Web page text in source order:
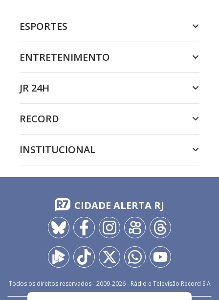
ESPORTES
ENTRETENIMENTO
JR 24H
RECORD
INSTITUCIONAL
CIDADE ALERTA RJ
Todos os direitos reservados - 2009-2026- Rádio e Televisão Record S.A